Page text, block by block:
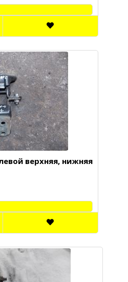
верхняя, нижняя